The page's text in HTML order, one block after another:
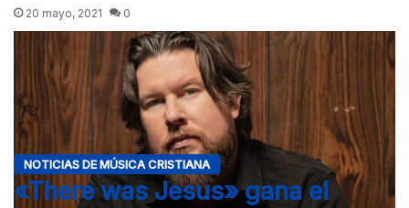
20 mayo, 2021 0
NOTICIAS DE MÚSICA CRISTIANA
«There was Jesus» gana el